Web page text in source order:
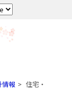
情報
住宅・